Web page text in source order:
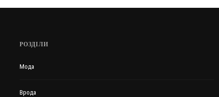
РОЗДІЛИ
Мода
Врода